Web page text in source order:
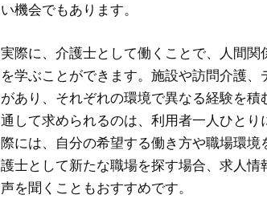
い機会でもあります。
実際に、介護士として働くことで、人間
を学ぶことができます。施設や訪問介護
があり、それぞれの環境で異なる経験を
通して求められるのは、利用者一人ひと
際には、自分の希望する働き方や職場環
護士として新たな職場を探す場合、求人
声を聞くこともおすすめです。